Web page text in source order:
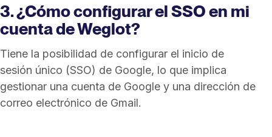
3. ¿Cómo configurar el SSO en mi
cuenta de Weglot?
Tiene la posibilidad de configurar el inicio de
sesión único (SSO) de Google, lo que implica
gestionar una cuenta de Google y una dirección de
correo electrónico de Gmail.